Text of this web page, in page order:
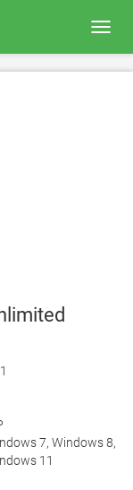
7, Windows 8,
11